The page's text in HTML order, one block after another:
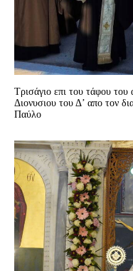
Τρισάγιο επι του τάφου
Διονυσιου του Δ’ απο τον
Παύλο